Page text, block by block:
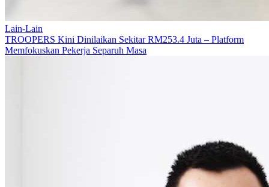
Lain-Lain
TROOPERS Kini Dinilaikan Sekitar RM253.4 Juta – Platform
Memfokuskan Pekerja Separuh Masa